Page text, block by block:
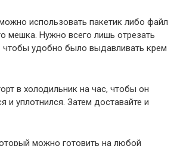
использовать пакетик либо файл
мешка. Нужно всего лишь отрезать
чтобы удобно было выдавливать крем
в холодильник на час, чтобы он
и уплотнился. Затем доставайте и
можно готовить на любой